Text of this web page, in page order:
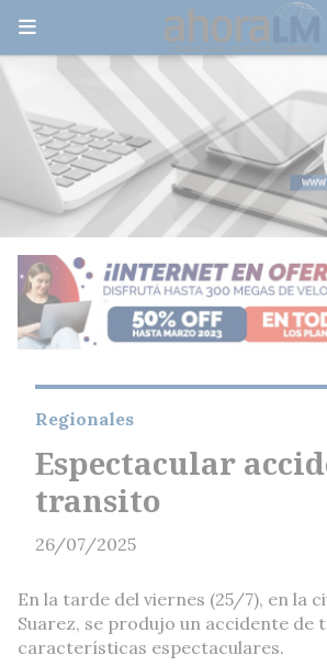
Espectacular
transito
Regionales
26/07/2025
En la tarde del viernes (25/7), en la
Suarez, se produjo un accidente de
características espectaculares.